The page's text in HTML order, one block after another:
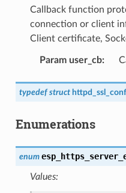
Callback function
connection or client
Client certificate,
Param user_cb:
typedef struct
Enumerations
enum
Values: